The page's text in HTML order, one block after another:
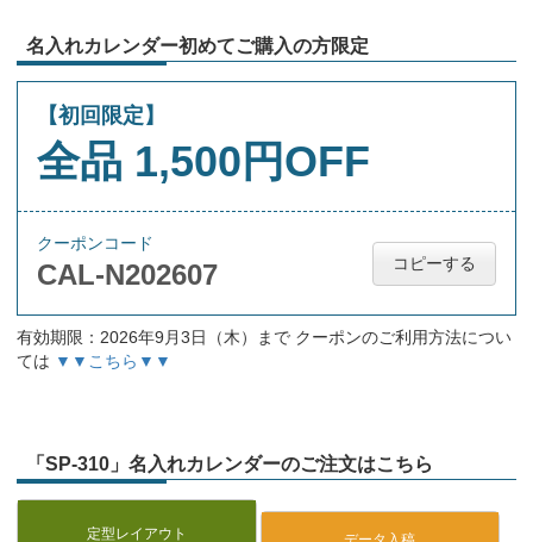
名入れカレンダー初めてご購入の方限定
【初回限定】
全品 1,500円OFF
クーポンコード
CAL-N202607 コピーする
有効期限：2026年9月3日（木）まで クーポンのご利用方法につい
ては ▼▼こちら▼▼
「SP-310」名入れカレンダーのご注文はこちら